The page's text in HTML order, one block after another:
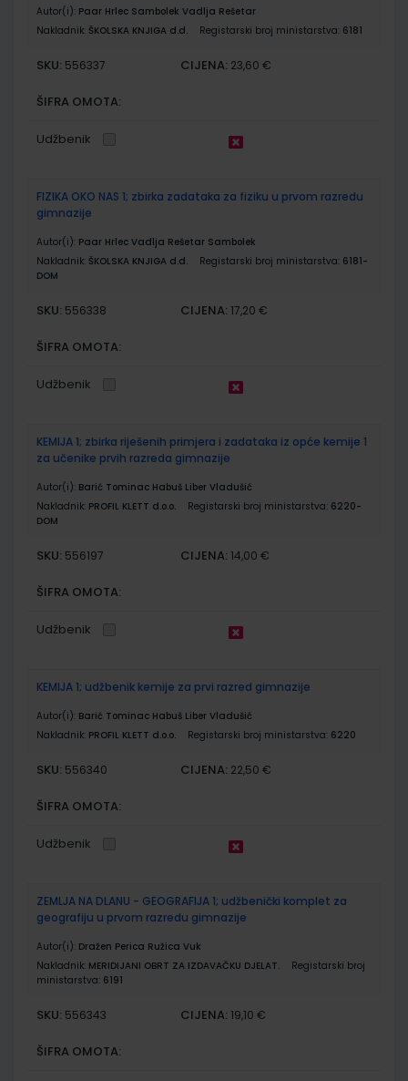
Autor(i): Paar Hrlec Sambolek Vadlja Rešetar
Nakladnik: ŠKOLSKA KNJIGA d.d. Registarski broj ministarstva: 6181
SKU: 556337 CIJENA: 23,60 €
ŠIFRA OMOTA:
Udžbenik
FIZIKA OKO NAS 1; zbirka zadataka za fiziku u prvom razredu
gimnazije
Autor(i): Paar Hrlec Vadlja Rešetar Sambolek
Nakladnik: ŠKOLSKA KNJIGA d.d. Registarski broj ministarstva: 6181-
DOM
SKU: 556338 CIJENA: 17,20 €
ŠIFRA OMOTA:
Udžbenik
KEMIJA 1; zbirka riješenih primjera i zadataka iz opće kemije 1
za učenike prvih razreda gimnazije
Autor(i): Barić Tominac Habuš Liber Vladušić
Nakladnik: PROFIL KLETT d.o.o. Registarski broj ministarstva: 6220-
DOM
SKU: 556197 CIJENA: 14,00 €
ŠIFRA OMOTA:
Udžbenik
KEMIJA 1; udžbenik kemije za prvi razred gimnazije
Autor(i): Barić Tominac Habuš Liber Vladušić
Nakladnik: PROFIL KLETT d.o.o. Registarski broj ministarstva: 6220
SKU: 556340 CIJENA: 22,50 €
ŠIFRA OMOTA:
Udžbenik
ZEMLJA NA DLANU - GEOGRAFIJA 1; udžbenički komplet za
geografiju u prvom razredu gimnazije
Autor(i): Dražen Perica Ružica Vuk
Nakladnik: MERIDIJANI OBRT ZA IZDAVAČKU DJELAT.
Registarski broj
ministarstva: 6191
SKU: 556343 CIJENA: 19,10 €
ŠIFRA OMOTA: